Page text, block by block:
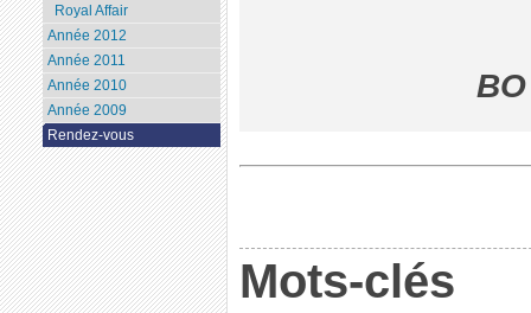
Mots-clés
Royal Affair
Année 2012
Année 2011
Année 2010
Année 2009
Rendez-vous